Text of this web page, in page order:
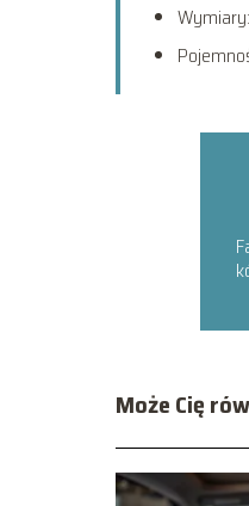
Może Cię